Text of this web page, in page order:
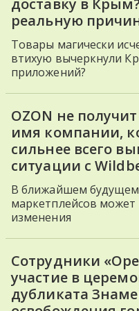
реальную
Товары магически
втихую вычеркнули
приложений?
OZON не
имя компании,
сильнее всего
ситуации с
В ближайшем будущем
маркетплейсов
изменения
Сотрудники
участие в
дубликата